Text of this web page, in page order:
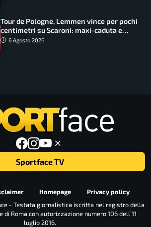
Tour de Pologne, Lemmen vince per pochi
centimetri su Scaroni: maxi-caduta e
tappa accorciata
6 Agosto 2026
Sportface TV
Homepage
Privacy policy
- Testata giornalistica iscritta nel registro della
di Roma con autorizzazione numero 106 dell’11
luglio 2016.